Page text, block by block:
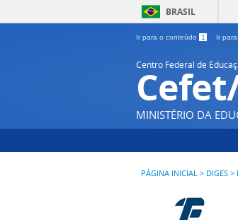
BRASIL
Ir para o conteúdo 1 Ir
Centro Federal de
MINISTÉRIO DA
PÁGINA INICIAL > DIGES >